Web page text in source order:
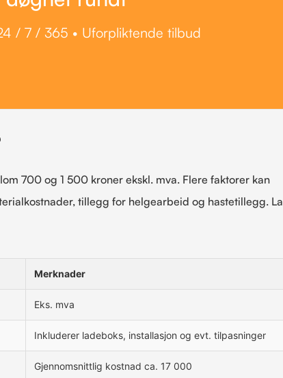
/ 7 / 365 • Uforpliktende tilbud
700 og 1 500 kroner ekskl. mva. Flere faktorer kan
tillegg for helgearbeid og hastetillegg. La
Merknader
Eks. mva
Inkluderer ladeboks, installasjon og evt. tilpasninger
Gjennomsnittlig kostnad ca. 17 000